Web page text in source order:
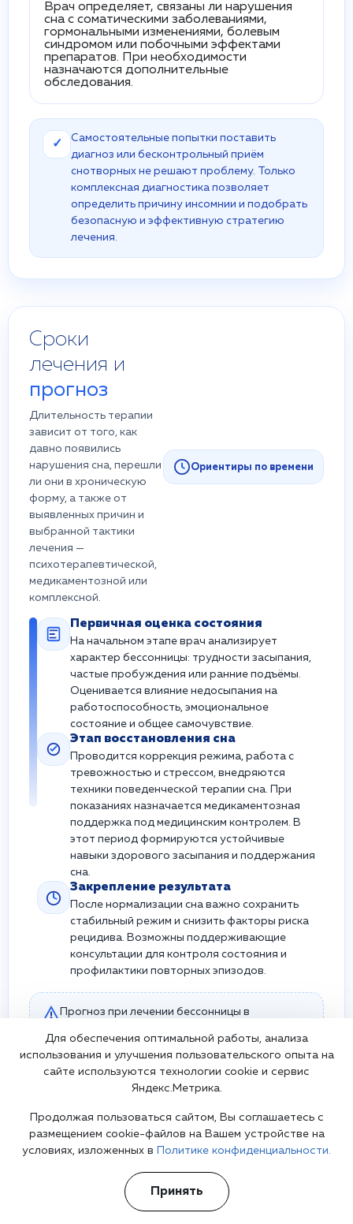
Врач определяет, связаны ли нарушения
сна с соматическими заболеваниями,
гормональными изменениями, болевым
синдромом или побочными эффектами
препаратов. При необходимости
назначаются дополнительные
обследования.
✓
Самостоятельные попытки поставить
диагноз или бесконтрольный приём
снотворных не решают проблему. Только
комплексная диагностика позволяет
определить причину инсомнии и подобрать
безопасную и эффективную стратегию
лечения.
Сроки
лечения и
прогноз
Длительность терапии
зависит от того, как
давно появились
нарушения сна, перешли
ли они в хроническую
форму, а также от
выявленных причин и
выбранной тактики
лечения —
психотерапевтической,
медикаментозной или
комплексной.
Ориентиры по времени
Первичная оценка состояния
На начальном этапе врач анализирует
характер бессонницы: трудности засыпания,
частые пробуждения или ранние подъёмы.
Оценивается влияние недосыпания на
работоспособность, эмоциональное
состояние и общее самочувствие.
Этап восстановления сна
Проводится коррекция режима, работа с
тревожностью и стрессом, внедряются
техники поведенческой терапии сна. При
показаниях назначается медикаментозная
поддержка под медицинским контролем. В
этот период формируются устойчивые
навыки здорового засыпания и поддержания
сна.
Закрепление результата
После нормализации сна важно сохранить
стабильный режим и снизить факторы риска
рецидива. Возможны поддерживающие
консультации для контроля состояния и
профилактики повторных эпизодов.
Прогноз при лечении бессонницы в
особенно при своевременном обращении к
специалисту и соблюдении рекомендаций.
Самолечение и регулярный приём снотворных
без контроля врача часто приводят к
хронизации проблемы и снижению
эффективности терапии.
Для обеспечения оптимальной работы, анализа
использования и улучшения пользовательского опыта на
сайте используются технологии cookie и сервис
Яндекс.Метрика.
Продолжая пользоваться сайтом, Вы соглашаетесь с
размещением cookie-файлов на Вашем устройстве на
условиях, изложенных в
Политике конфиденциальности.
Принять